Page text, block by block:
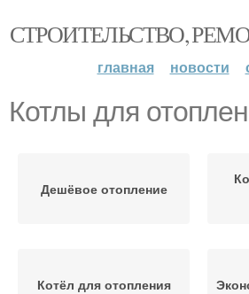
СТРОИТЕЛЬСТВО,
главная новости
Котлы для
Дешёвое отопление
Котёл для отопления